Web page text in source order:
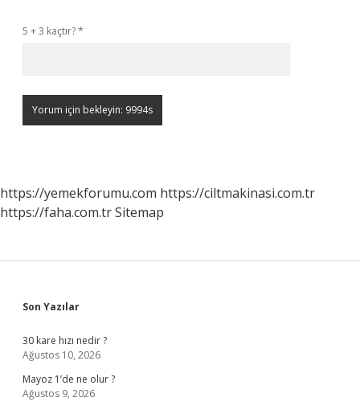
5 + 3 kaçtır?*
https://yemekforumu.com https://ciltmakinasi.com.tr
https://faha.com.trSitemap
Sidebar
Son Yazılar
30 kare hızı nedir ?
Ağustos 10, 2026
Mayoz 1’de ne olur ?
Ağustos 9, 2026